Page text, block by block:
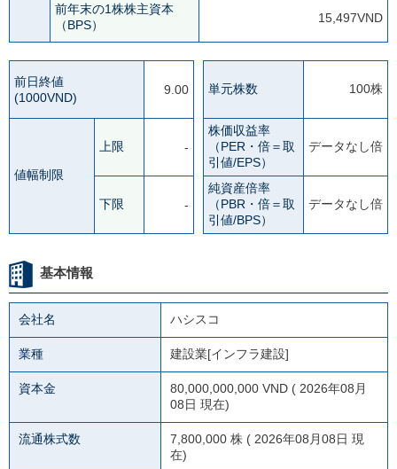
前年末の1株株主資本
（BPS）
15,497VND
前日終値
(1000VND)
9.00
値幅制限
上限 -
下限 -
単元株数 100株
株価収益率
（PER・倍＝取
引値/EPS）
データなし倍
純資産倍率
（PBR・倍＝取
引値/BPS）
データなし倍
基本情報
会社名 ハシスコ
業種 建設業[インフラ建設]
資本金
80,000,000,000 VND ( 2026年08月
08日 現在)
流通株式数
7,800,000 株 ( 2026年08月08日 現
在)